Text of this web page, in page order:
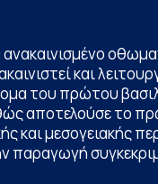
και
του πρώτου
αποτελούσε το
και μεσογειακής
παραγωγή